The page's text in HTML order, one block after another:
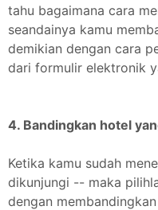
tahu bagaimana cara
seandainya kamu
demikian dengan cara
dari formulir elektronik
4. Bandingkan hotel
Ketika kamu sudah
dikunjungi -- maka
dengan